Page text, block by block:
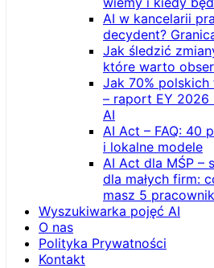
AI w kancelarii
decydent?
Jak śledzić
które warto
Jak 70%
– raport EY 2026
AI
AI Act – FAQ: 40
i lokalne modele
AI Act dla MŚP –
dla małych firm:
masz 5
Wyszukiwarka pojęć AI
O nas
Polityka Prywatności
Kontakt